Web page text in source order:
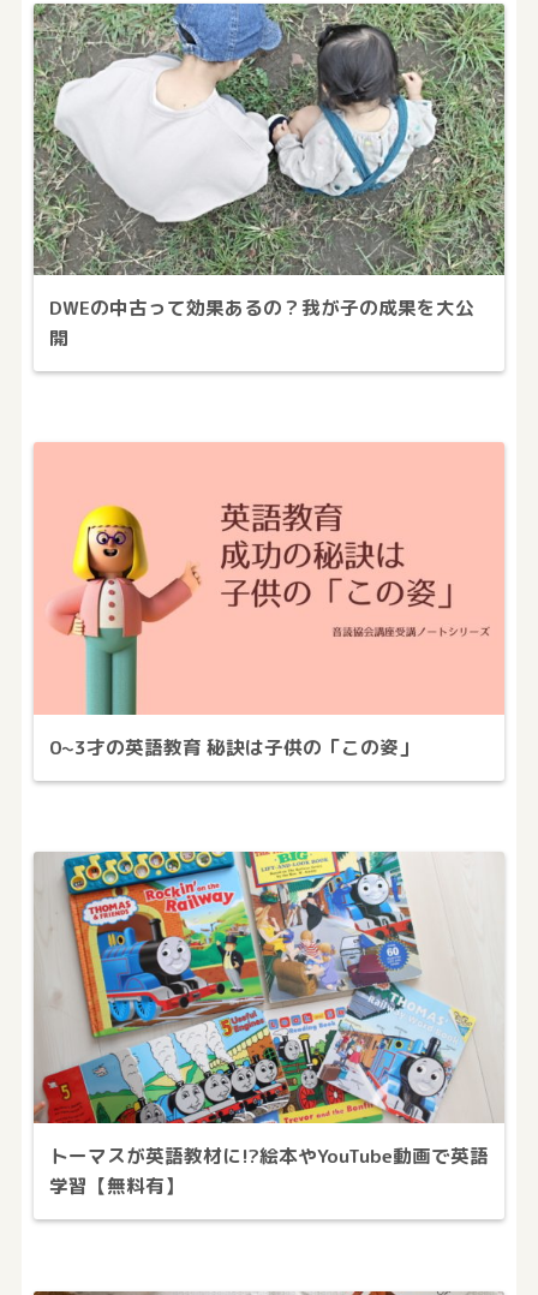
DWEの中古って効果あるの？我が子の成果を大公
開
0~3才の英語教育 秘訣は子供の「この姿」
トーマスが英語教材に!?絵本やYouTube動画で英語
学習【無料有】